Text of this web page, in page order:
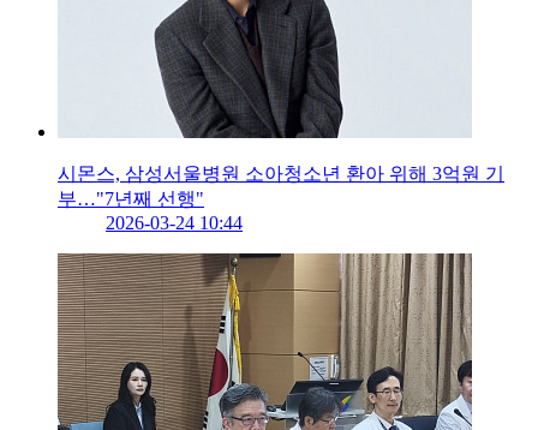
시몬스, 삼성서울병원 소아청소년 환아 위해 3억원 기
부…"7년째 선행"
2026-03-24 10:44